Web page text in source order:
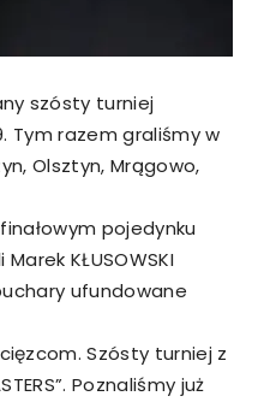
szósty turniej
Tym razem graliśmy w
Olsztyn, Mrągowo,
pojedynku
KŁUSOWSKI
ufundowane
Szósty turniej z
Poznaliśmy już